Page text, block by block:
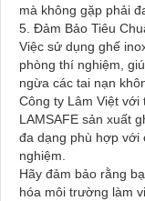
mà không gặp phải
5. Đảm Bảo Tiêu
Việc sử dụng ghế
phòng thí nghiệm,
ngừa các tai nạn
Công ty Lâm Việt
LAMSAFE sản xuất
đa dạng phù hợp với
nghiệm.
Hãy đảm bảo rằng
hóa môi trường làm